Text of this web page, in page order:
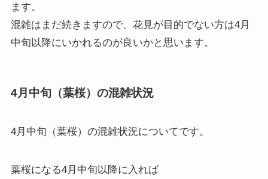
ます。
混雑はまだ続きますので、花見が目的でない方は4月
中旬以降にいかれるのが良いかと思います。
4月中旬（葉桜）の混雑状況
4月中旬（葉桜）の混雑状況についてです。
葉桜になる4月中旬以降に入れば